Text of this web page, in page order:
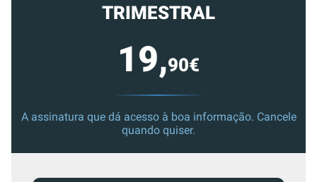
TRIMESTRAL
19,90€
A assinatura que dá acesso à boa informação. Cancele
quando quiser.